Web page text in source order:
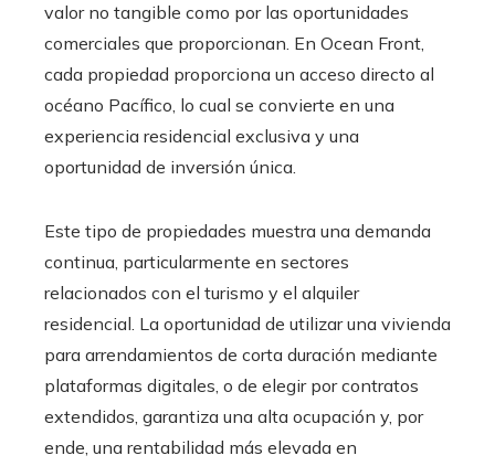
valor no tangible como por las oportunidades
comerciales que proporcionan. En Ocean Front,
cada propiedad proporciona un acceso directo al
océano Pacífico, lo cual se convierte en una
experiencia residencial exclusiva y una
oportunidad de inversión única.
Este tipo de propiedades muestra una demanda
continua, particularmente en sectores
relacionados con el turismo y el alquiler
residencial. La oportunidad de utilizar una vivienda
para arrendamientos de corta duración mediante
plataformas digitales, o de elegir por contratos
extendidos, garantiza una alta ocupación y, por
ende, una rentabilidad más elevada en